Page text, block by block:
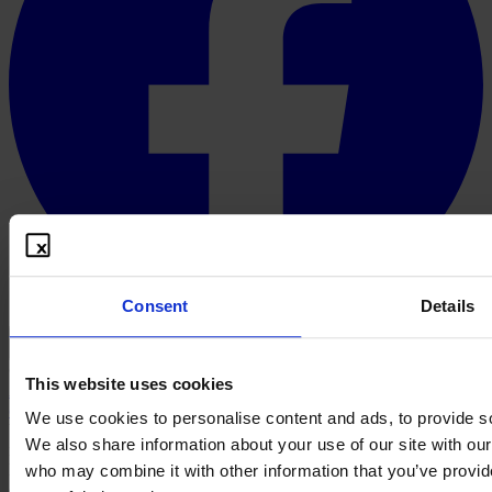
Consent Details
This website uses cookies
We use cookies to personalise content and ads, to provide
We also share information about your use of our site with
who may combine it with other information that you’ve
Aviso legalCondiciones generales
cookies
Exención de responsabilidad
Una publicación defensiva no genera ningún derecho de propiedad
industrial. Que una publicación se tenga en cuenta como estado de
la técnica en un caso concreto lo decide la autoridad o el tribunal